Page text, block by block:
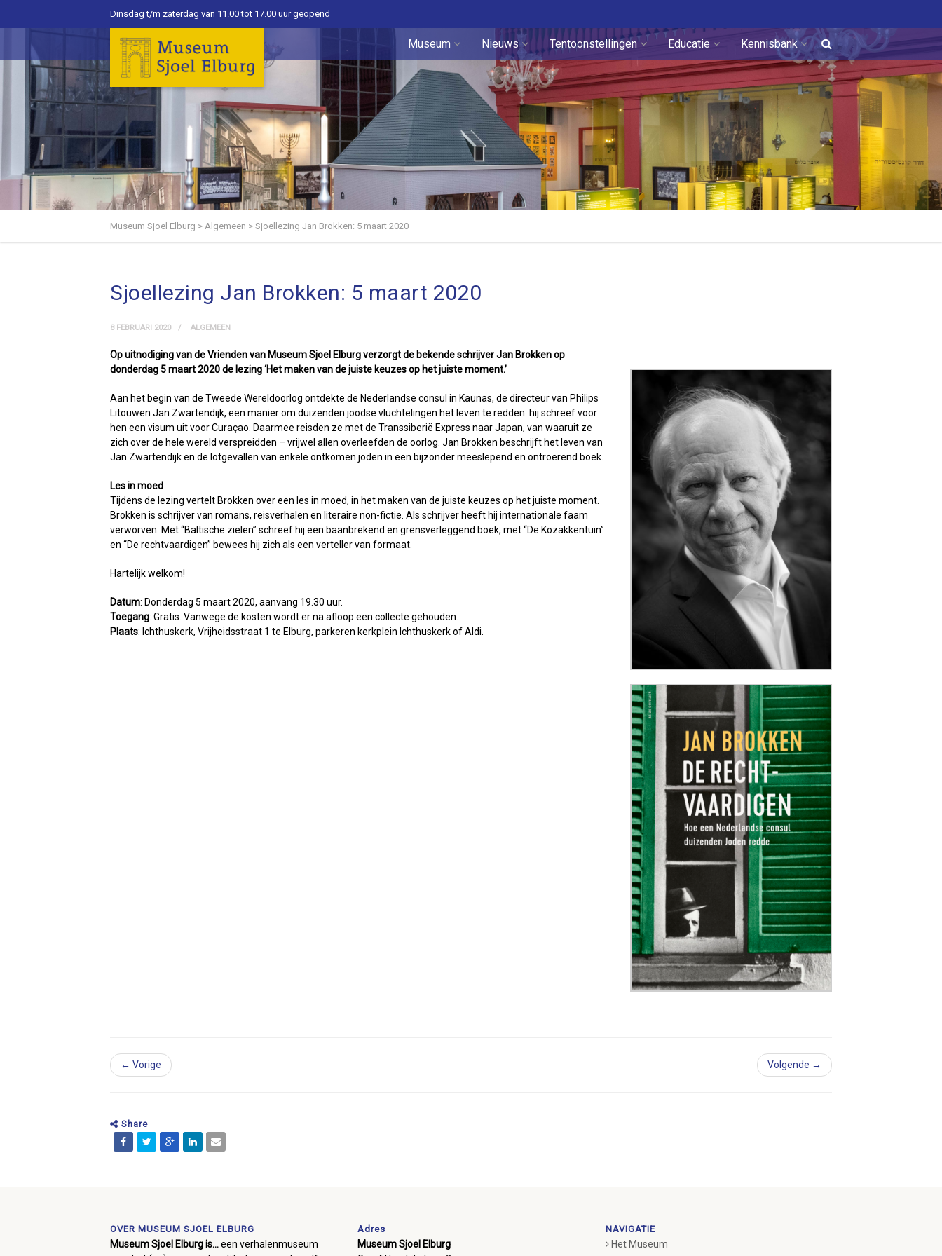
Dinsdag t/m zaterdag van 11.00 tot 17.00 uur geopend
Museum Nieuws Tentoonstellingen Educatie Kennisbank
Museum Sjoel Elburg > Algemeen > Sjoellezing Jan Brokken: 5 maart 2020
Sjoellezing Jan Brokken: 5 maart 2020
8 FEBRUARI 2020 ALGEMEEN
Op uitnodiging van de Vrienden van Museum Sjoel Elburg verzorgt de bekende schrijver Jan Brokken op
donderdag 5 maart 2020 de lezing ‘Het maken van de juiste keuzes op het juiste moment.’
Aan het begin van de Tweede Wereldoorlog ontdekte de Nederlandse consul in Kaunas, de directeur van Philips
Litouwen Jan Zwartendijk, een manier om duizenden joodse vluchtelingen het leven te redden: hij schreef voor
hen een visum uit voor Curaçao. Daarmee reisden ze met de Transsiberië Express naar Japan, van waaruit ze
zich over de hele wereld verspreidden – vrijwel allen overleefden de oorlog. Jan Brokken beschrijft het leven van
Jan Zwartendijk en de lotgevallen van enkele ontkomen joden in een bijzonder meeslepend en ontroerend boek.
Les in moed
Tijdens de lezing vertelt Brokken over een les in moed, in het maken van de juiste keuzes op het juiste moment.
Brokken is schrijver van romans, reisverhalen en literaire non-fictie. Als schrijver heeft hij internationale faam
verworven. Met “Baltische zielen” schreef hij een baanbrekend en grensverleggend boek, met “De Kozakkentuin”
en “De rechtvaardigen” bewees hij zich als een verteller van formaat.
Hartelijk welkom!
Datum: Donderdag 5 maart 2020, aanvang 19.30 uur.
Toegang: Gratis. Vanwege de kosten wordt er na afloop een collecte gehouden.
Plaats: Ichthuskerk, Vrijheidsstraat 1 te Elburg, parkeren kerkplein Ichthuskerk of Aldi.
← Vorige Volgende →
Share
OVER MUSEUM SJOEL ELBURG
Museum Sjoel Elburg is...een verhalenmuseum
Adres
Museum Sjoel Elburg
NAVIGATIE
Het Museum